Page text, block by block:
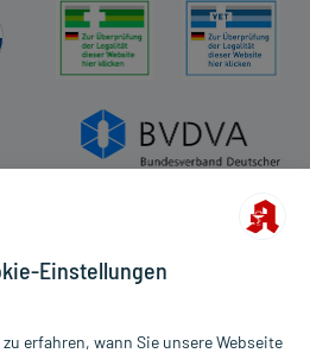
Einstellungen
erfahren, wann Sie unsere Webseite